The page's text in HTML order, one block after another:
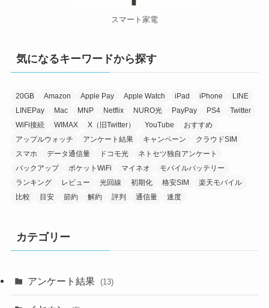
スマート家電
気になるキーワードから探す
20GB Amazon Apple Pay Apple Watch iPad iPhone
LINE
LINEPay
Mac MNP Netflix NURO光 PayPay PS4
Twitter
WiFi接続
WIMAX X（旧Twitter） YouTube
おすすめ
アップルウォッチ
アンケート結果 キャンペーン
クラウドSIM
スマホ
データ通信量 ドコモ光
ネトセツ独自アンケート
バックアップ
ポケットWiFi マイネオ
モバイルバッテリー
ランキング
レビュー 光回線 初期化 格安SIM
楽天モバイル
比較
目安 節約 解約 評判 通信量 速度
カテゴリー
アンケート結果 (13)